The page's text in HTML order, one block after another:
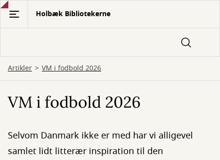
Gå
hovedindhold
Holbæk Bibliotekerne
Artikler VM i fodbold 2026
VM i fodbold 2026
Selvom Danmark ikke er med har vi alligevel
samlet lidt litterær inspiration til den